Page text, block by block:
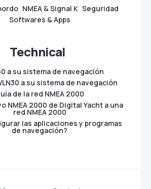
NMEA & Signal K Seguridad
Softwares & Apps
Technical
a su sistema de navegación
a su sistema de navegación
de la red NMEA 2000
NMEA 2000 de Digital Yacht a una
red NMEA 2000
las aplicaciones y programas
de navegación?